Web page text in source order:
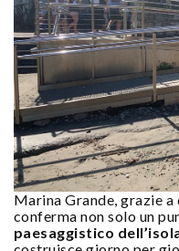
Marina Grande, grazie
conferma non solo un
paesaggistico